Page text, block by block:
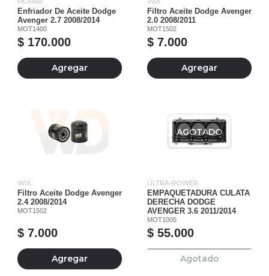
Enfriador De Aceite Dodge
Avenger 2.7 2008/2014
MOT1400
$ 170.000
Agregar
Filtro Aceite Dodge Avenger
2.0 2008/2011
MOT1502
$ 7.000
Agregar
WIX
Filtro Aceite Dodge Avenger
2.4 2008/2014
MOT1502
$ 7.000
Agregar
AGOTADO
ULTRA-POWER
EMPAQUETADURA CULATA
DERECHA DODGE
AVENGER 3.6 2011/2014
MOT1005
$ 55.000
Agotado